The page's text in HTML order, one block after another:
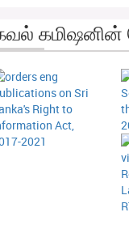
கமிஷனின்
on Sri
Right to
Act,
2021